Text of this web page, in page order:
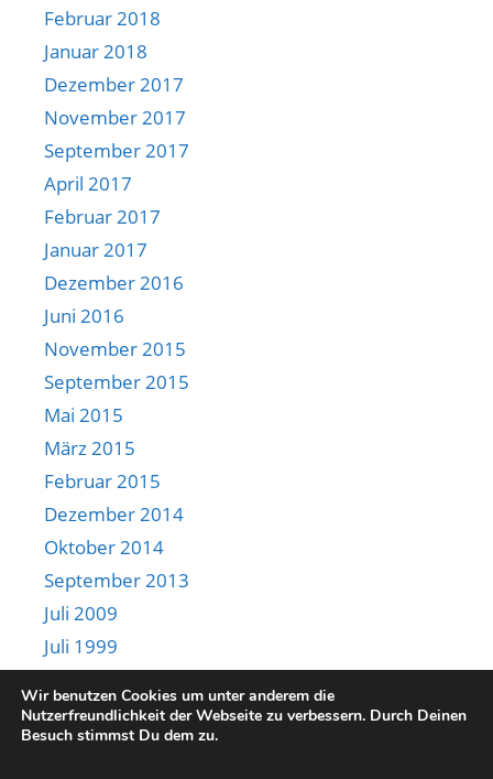
Februar 2018
Januar 2018
Dezember 2017
November 2017
September 2017
April 2017
Februar 2017
Januar 2017
Dezember 2016
Juni 2016
November 2015
September 2015
Mai 2015
März 2015
Februar 2015
Dezember 2014
Oktober 2014
September 2013
Juli 2009
Juli 1999
Wir benutzen Cookies um unter anderem die
Nutzerfreundlichkeit der Webseite zu verbessern. Durch Deinen
Besuch stimmst Du dem zu.